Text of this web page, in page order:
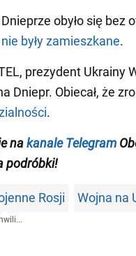
obyło się bez
były zamieszkane.
prezydent Ukrainy
Dniepr. Obiecał, że
.
nakanale Telegram
podróbki!
Rosji Wojna na